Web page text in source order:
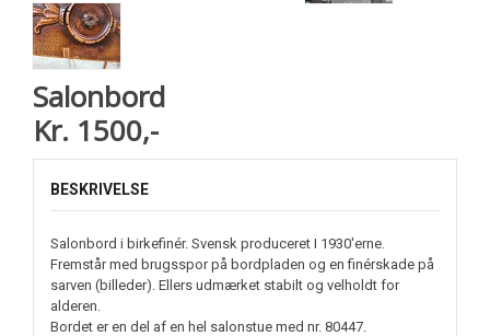
Salonbord
Kr. 1500,-
BESKRIVELSE
Salonbord i birkefinér. Svensk produceret I 1930'erne.
Fremstår med brugsspor på bordpladen og en finérskade på
sarven (billeder). Ellers udmærket stabilt og velholdt for
alderen.
Bordet er en del af en hel salonstue med nr. 80447.